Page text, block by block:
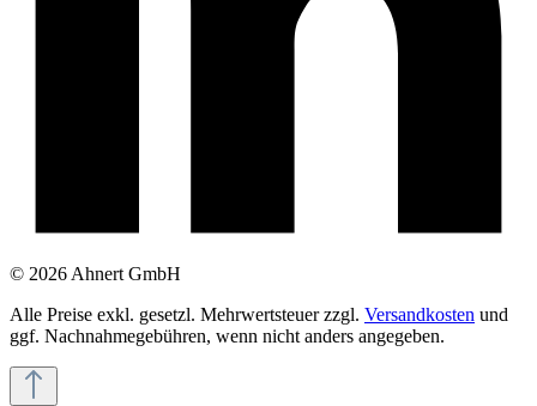
© 2026 Ahnert GmbH
Alle Preise exkl. gesetzl. Mehrwertsteuer zzgl. Versandkosten und
ggf. Nachnahmegebühren, wenn nicht anders angegeben.